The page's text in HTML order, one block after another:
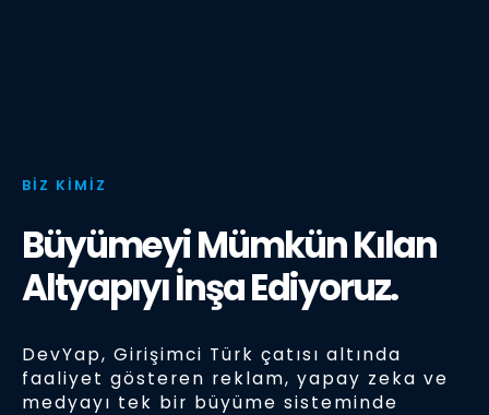
BİZ KİMİZ
Büyümeyi Mümkün Kılan
Altyapıyı İnşa Ediyoruz.
DevYap, Girişimci Türk çatısı altında
faaliyet gösteren reklam, yapay zeka ve
medyayı tek bir büyüme sisteminde